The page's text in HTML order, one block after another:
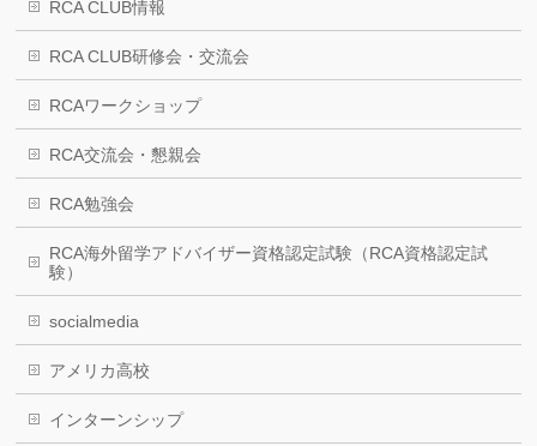
RCA CLUB情報
RCA CLUB研修会・交流会
RCAワークショップ
RCA交流会・懇親会
RCA勉強会
RCA海外留学アドバイザー資格認定試験（RCA資格認定試
験）
socialmedia
アメリカ高校
インターンシップ